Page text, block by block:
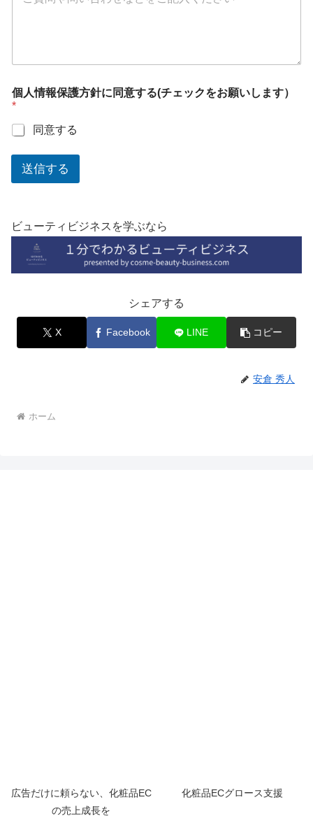
個人情報保護方針に同意する(チェックをお願いします）
*
同意する
送信する
ビューティビジネスを学ぶなら
シェアする
X Facebook LINE コピー
安倉 秀人
ホーム
広告だけに頼らない、化粧品EC
の売上成長を
化粧品ECグロース支援